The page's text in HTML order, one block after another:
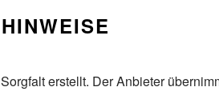
erstellt. Der Anbieter